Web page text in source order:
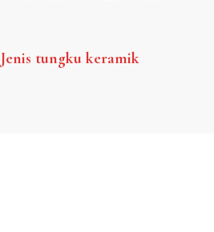
Jenis tungku keramik